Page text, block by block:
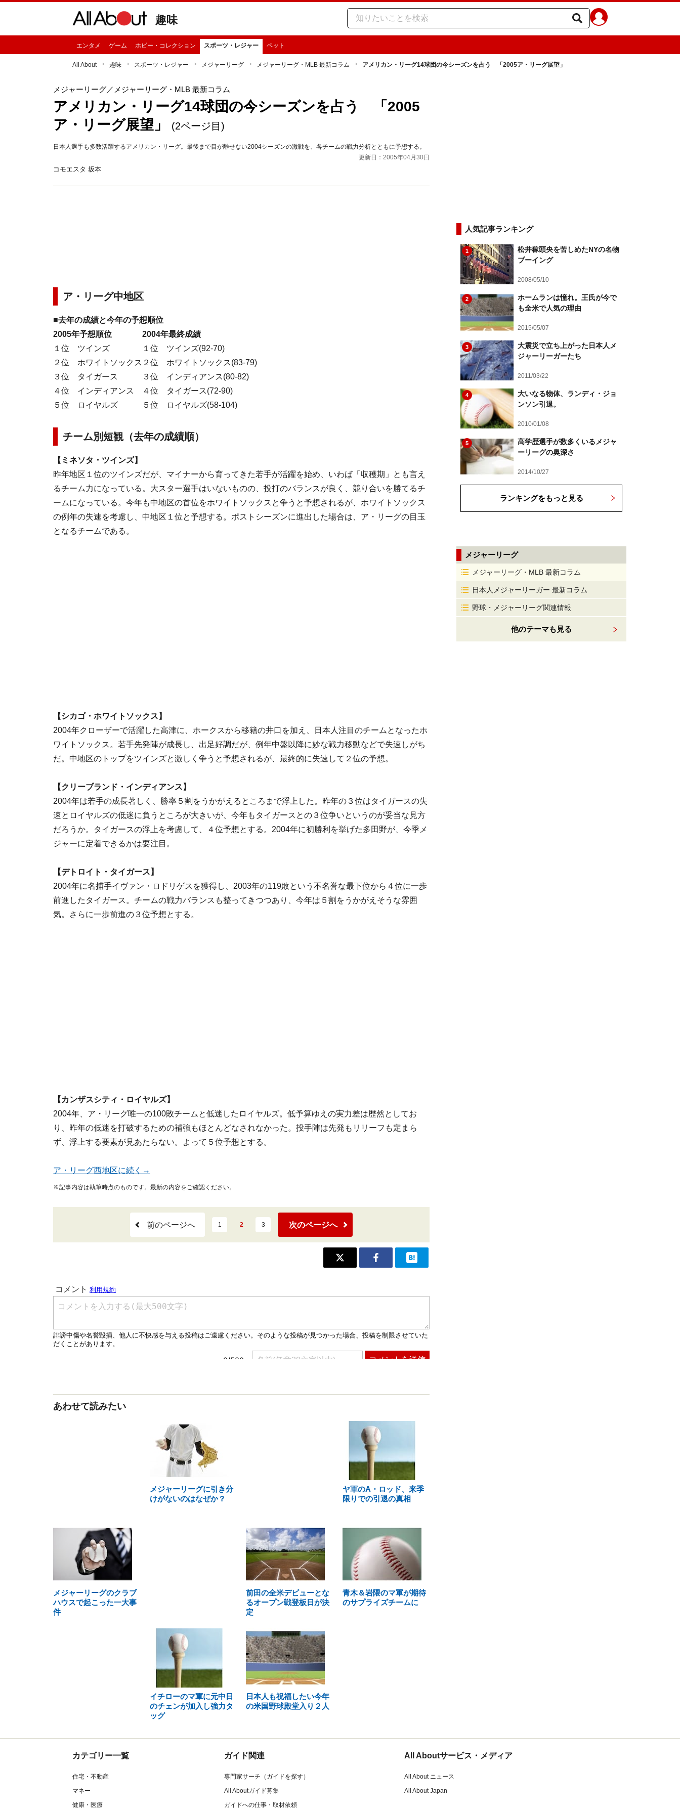
趣味
エンタメ ゲーム ホビー・コレクション スポーツ・レジャー ペット
All About 趣味 スポーツ・レジャー メジャーリーグ メジャーリーグ・MLB 最新コラム アメリカン・リーグ14球団の今シーズンを占う 「2005ア・リーグ展望」
メジャーリーグ／メジャーリーグ・MLB 最新コラム
アメリカン・リーグ14球団の今シーズンを占う 「2005
ア・リーグ展望」
(2ページ目)
日本人選手も多数活躍するアメリカン・リーグ。最後まで目が離せない2004シーズンの激戦を、各チームの戦力分析とともに予想する。
更新日：2005年04月30日
コモエスタ 坂本
ア・リーグ中地区
■去年の成績と今年の予想順位
2005年予想順位
2004年最終成績
１位 ツインズ
１位 ツインズ(92-70)
２位 ホワイトソックス ２位 ホワイトソックス(83-79)
３位 タイガース
３位 インディアンス(80-82)
４位 インディアンス
４位 タイガース(72-90)
５位 ロイヤルズ
５位 ロイヤルズ(58-104)
チーム別短観（去年の成績順）
【ミネソタ・ツインズ】
昨年地区１位のツインズだが、マイナーから育ってきた若手が活躍を始め、いわば「収穫期」とも言え
るチーム力になっている。大スター選手はいないものの、投打のバランスが良く、競り合いを勝てるチ
ームになっている。今年も中地区の首位をホワイトソックスと争うと予想されるが、ホワイトソックス
の例年の失速を考慮し、中地区１位と予想する。ポストシーズンに進出した場合は、ア・リーグの目玉
となるチームである。
【シカゴ・ホワイトソックス】
2004年クローザーで活躍した高津に、ホークスから移籍の井口を加え、日本人注目のチームとなったホ
ワイトソックス。若手先発陣が成長し、出足好調だが、例年中盤以降に妙な戦力移動などで失速しがち
だ。中地区のトップをツインズと激しく争うと予想されるが、最終的に失速して２位の予想。
【クリーブランド・インディアンス】
2004年は若手の成長著しく、勝率５割をうかがえるところまで浮上した。昨年の３位はタイガースの失
速とロイヤルズの低迷に負うところが大きいが、今年もタイガースとの３位争いというのが妥当な見方
だろうか。タイガースの浮上を考慮して、４位予想とする。2004年に初勝利を挙げた多田野が、今季メ
ジャーに定着できるかは要注目。
【デトロイト・タイガース】
2004年に名捕手イヴァン・ロドリゲスを獲得し、2003年の119敗という不名誉な最下位から４位に一歩
前進したタイガース。チームの戦力バランスも整ってきつつあり、今年は５割をうかがえそうな雰囲
気。さらに一歩前進の３位予想とする。
【カンザスシティ・ロイヤルズ】
2004年、ア・リーグ唯一の100敗チームと低迷したロイヤルズ。低予算ゆえの実力差は歴然としてお
り、昨年の低迷を打破するための補強もほとんどなされなかった。投手陣は先発もリリーフも定まら
ず、浮上する要素が見あたらない。よって５位予想とする。
ア・リーグ西地区に続く→
※記事内容は執筆時点のものです。最新の内容をご確認ください。
前のページへ 1 2 3 次のページへ
あわせて読みたい
メジャーリーグに引き分
けがないのはなぜか？
ヤ軍のA・ロッド、来季
限りでの引退の真相
メジャーリーグのクラブ
ハウスで起こった一大事
件
前田の全米デビューとな
るオープン戦登板日が決
定
青木＆岩隈のマ軍が期待
のサプライズチームに
イチローのマ軍に元中日
のチェンが加入し強力タ
ッグ
日本人も祝福したい今年
の米国野球殿堂入り２人
人気記事ランキング
1
松井稼頭央を苦しめたNYの名物
ブーイング
2008/05/10
2
ホームランは憧れ。王氏が今で
も全米で人気の理由
2015/05/07
3
大震災で立ち上がった日本人メ
ジャーリーガーたち
2011/03/22
4
大いなる物体、ランディ・ジョ
ンソン引退。
2010/01/08
5
高学歴選手が数多くいるメジャ
ーリーグの奥深さ
2014/10/27
ランキングをもっと見る
メジャーリーグ
メジャーリーグ・MLB 最新コラム
日本人メジャーリーガー 最新コラム
野球・メジャーリーグ関連情報
他のテーマも見る
カテゴリー一覧
住宅・不動産
マネー
健康・医療
ガイド関連
専門家サーチ（ガイドを探す）
All Aboutガイド募集
ガイドへの仕事・取材依頼
All Aboutサービス・メディア
All About ニュース
All About Japan